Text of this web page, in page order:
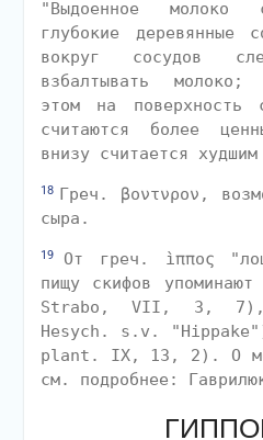
"Выдоенное
глубокие деревянные
вокруг сосудов
взбалтывать молоко;
этом на поверхность
считаются более
внизу считается
18 Греч. βοντνρον,
сыра.
19
От греч. ìππος
пищу скифов
Strabo, VII, 3, 7),
Hesych. s.v.
plant. IX, 13, 2). О
см. подробнее: